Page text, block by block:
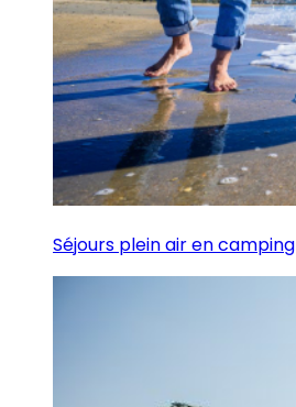
Séjours plein air en camping